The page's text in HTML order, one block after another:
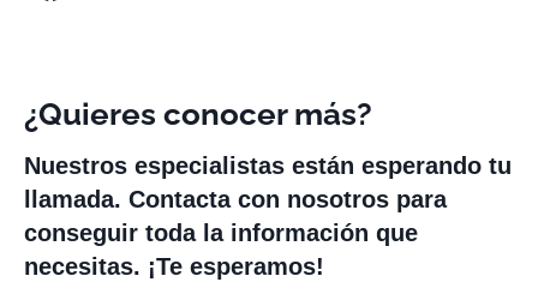
¿Quieres conocer más?
Nuestros especialistas están esperando tu
llamada. Contacta con nosotros para
conseguir toda la información que
necesitas. ¡Te esperamos!